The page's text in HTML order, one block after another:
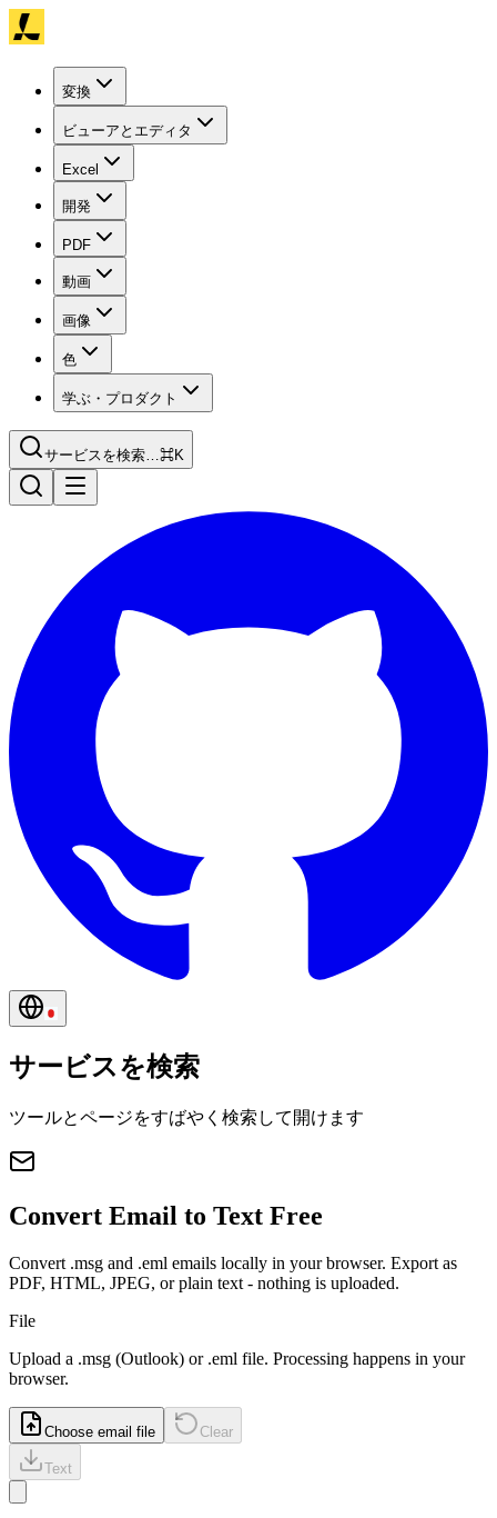
変換
ビューアとエディタ
Excel
開発
PDF
動画
画像
色
学ぶ・プロダクト
サービスを検索…⌘K
サービスを検索
ツールとページをすばやく検索して開けます
Convert Email to Text Free
Convert .msg and .eml emails locally in your browser. Export as
PDF, HTML, JPEG, or plain text - nothing is uploaded.
File
Upload a .msg (Outlook) or .eml file. Processing happens in your
browser.
Choose email file Clear
Text